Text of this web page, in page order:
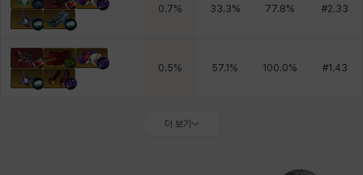
0.7% 33.3% 77.8% #2.33
0.5% 57.1 % 100.0% #1.43
더 보기